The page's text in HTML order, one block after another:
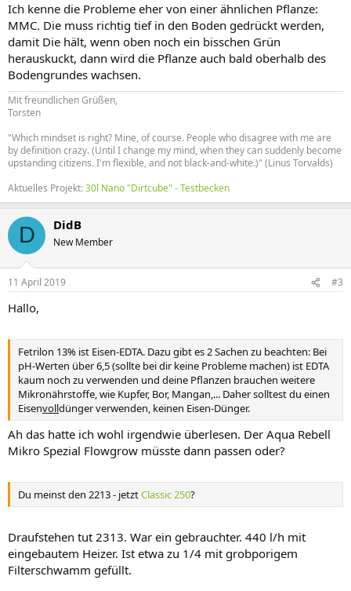
Ich kenne die Probleme eher von einer ähnlichen Pflanze:
MMC. Die muss richtig tief in den Boden gedrückt werden,
damit Die hält, wenn oben noch ein bisschen Grün
herauskuckt, dann wird die Pflanze auch bald oberhalb des
Bodengrundes wachsen.
Mit freundlichen Grüßen,
Torsten
"Which mindset is right? Mine, of course. People who disagree with me are
by definition crazy. (Until I change my mind, when they can suddenly become
upstanding citizens. I'm flexible, and not black-and-white.)" (Linus Torvalds)
Aktuelles Projekt:30l Nano "Dirtcube" - Testbecken
D DidB
New Member
11 April 2019 #3
Hallo,
Fetrilon 13% ist Eisen-EDTA. Dazu gibt es 2 Sachen zu beachten: Bei
pH-Werten über 6,5 (sollte bei dir keine Probleme machen) ist EDTA
kaum noch zu verwenden und deine Pflanzen brauchen weitere
Mikronährstoffe, wie Kupfer, Bor, Mangan,... Daher solltest du einen
Eisenvolldünger verwenden, keinen Eisen-Dünger.
Ah das hatte ich wohl irgendwie überlesen. Der Aqua Rebell
Mikro Spezial Flowgrow müsste dann passen oder?
Du meinst den 2213 - jetztClassic 250?
Draufstehen tut 2313. War ein gebrauchter. 440 l/h mit
eingebautem Heizer. Ist etwa zu 1/4 mit grobporigem
Filterschwamm gefüllt.